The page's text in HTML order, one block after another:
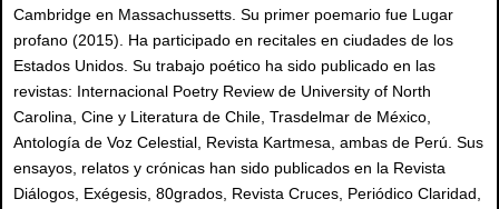
Cambridge en Massachussetts. Su primer poemario fue Lugar
profano (2015). Ha participado en recitales en ciudades de los
Estados Unidos. Su trabajo poético ha sido publicado en las
revistas: Internacional Poetry Review de University of North
Carolina, Cine y Literatura de Chile, Trasdelmar de México,
Antología de Voz Celestial, Revista Kartmesa, ambas de Perú. Sus
ensayos, relatos y crónicas han sido publicados en la Revista
Diálogos, Exégesis, 80grados, Revista Cruces, Periódico Claridad,